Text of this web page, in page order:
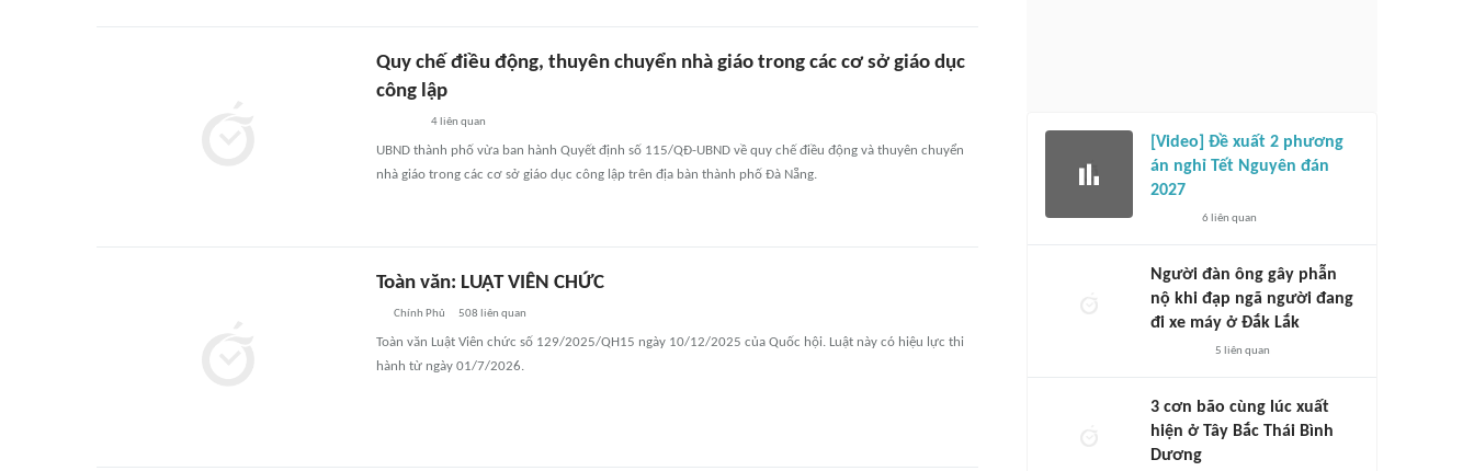
Quy chế điều động, thuyên chuyển nhà giáo trong các cơ sở giáo dục
công lập
4liên quan
UBND thành phố vừa ban hành Quyết định số 115/QĐ-UBND về quy chế điều động và thuyên chuyển
nhà giáo trong các cơ sở giáo dục công lập trên địa bàn thành phố Đà Nẵng.
Toàn văn: LUẬT VIÊN CHỨC
Chính Phủ 508 liên quan
Toàn văn Luật Viên chức số 129/2025/QH15 ngày 10/12/2025 của Quốc hội. Luật này có hiệu lực thi
hành từ ngày 01/7/2026.
[Video] Đề xuất 2 phương
án nghỉ Tết Nguyên đán
2027
6 liên quan
Người đàn ông gây phẫn
nộ khi đạp ngã người đang
đi xe máy ở Đắk Lắk
5 liên quan
3 cơn bão cùng lúc xuất
hiện ở Tây Bắc Thái Bình
Dương